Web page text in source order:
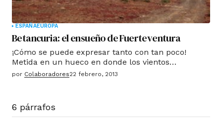
ESPAÑAEUROPA
Betancuria: el ensueño de Fuerteventura
¡Cómo se puede expresar tanto con tan poco!
Metida en un hueco en donde los vientos
abrasadores del desierto no consiguen doblegarla,
Fuerteventura durante mucho tiempo.
por Colaboradores22 febrero, 2013
6 párrafos